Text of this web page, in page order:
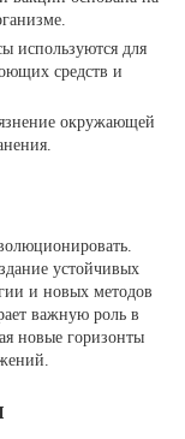
используются для
средств и
окружающей
устойчивых
и новых методов
важную роль в
новые горизонты